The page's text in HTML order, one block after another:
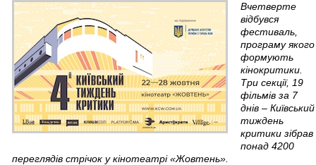
Вчетверте
відбувся
фестиваль,
програму якого
формують
кінокритики.
Три секції, 19
фільмів за 7
днів – Київський
тиждень
критики зібрав
понад 4200
переглядів стрічок у кінотеатрі «Жовтень».